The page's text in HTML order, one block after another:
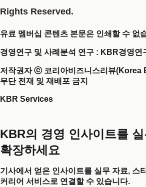
Rights Reserved.
유료 멤버십 콘텐츠 본문은 인쇄할 수 없
경영연구 및 사례분석 연구 : KBR경영연
저작권자 ⓒ 코리아비즈니스리뷰(Korea
무단 전재 및 재배포 금지
KBR Services
KBR의 경영 인사이트를
확장하세요
기사에서 얻은 인사이트를 실무 자료, 스
커리어 서비스로 연결할 수 있습니다.